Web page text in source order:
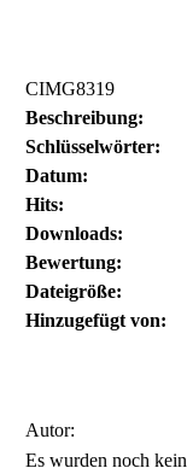
CIMG8319
Beschreibung:
Schlüsselwörter:
Datum:
Hits:
Downloads:
Bewertung:
Dateigröße:
Hinzugefügt von:
Autor:
Es wurden noch